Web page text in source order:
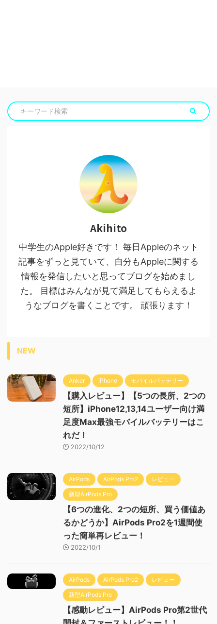
Akihito
中学生のApple好きです！ 毎日Appleのネット
記事をずっと見ていて、自分もAppleに関する
情報を発信したいと思ってブログを始めまし
た。 目標はみんなが見て満足してもらえるよ
うなブログを書くことです。 頑張ります！
NEW
Anker iPhone モバイルバッテリー
【購入レビュー】【5つの長所、2つの
短所】iPhone12,13,14ユーザー向け満
足度Max最強モバイルバッテリーはこ
れだ！
2022/10/12
AirPods AirPods Pro2 レビュー
新型AirPods Pro
【6つの進化、2つの短所、買う価値あ
るかどうか】AirPods Pro2を1週間使
った簡単再レビュー！
2022/10/1
AirPods AirPods Pro2 レビュー
新型AirPods Pro
【感動レビュー】AirPods Pro第2世代